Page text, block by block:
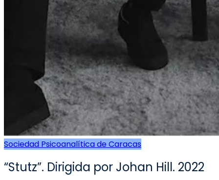
Sociedad Psicoanalítica de Caracas
“Stutz”. Dirigida por Johan Hill. 2022